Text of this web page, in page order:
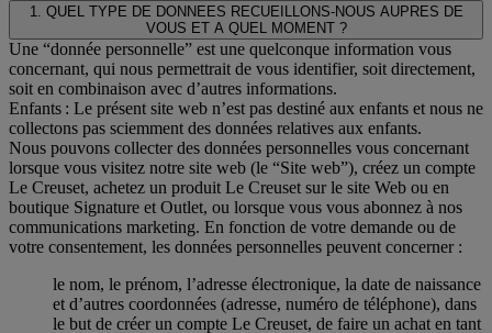
1. QUEL TYPE DE DONNEES RECUEILLONS-NOUS AUPRES DE
VOUS ET A QUEL MOMENT ?
Une “donnée personnelle” est une quelconque information vous
concernant, qui nous permettrait de vous identifier, soit directement,
soit en combinaison avec d’autres informations.
Enfants : Le présent site web n’est pas destiné aux enfants et nous ne
collectons pas sciemment des données relatives aux enfants.
Nous pouvons collecter des données personnelles vous concernant
lorsque vous visitez notre site web (le “Site web”), créez un compte
Le Creuset, achetez un produit Le Creuset sur le site Web ou en
boutique Signature et Outlet, ou lorsque vous vous abonnez à nos
communications marketing. En fonction de votre demande ou de
votre consentement, les données personnelles peuvent concerner :
le nom, le prénom, l’adresse électronique, la date de naissance
et d’autres coordonnées (adresse, numéro de téléphone), dans
le but de créer un compte Le Creuset, de faire un achat en tant